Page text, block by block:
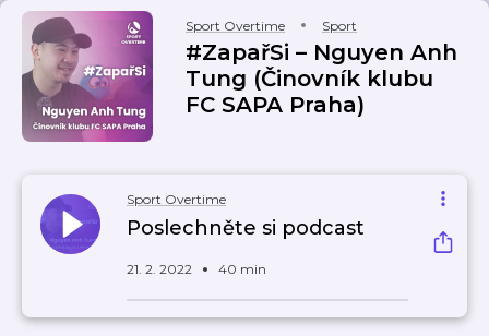
Sport Overtime Sport
#ZapařSi – Nguyen Anh
Tung (Činovník klubu
FC SAPA Praha)
Sport Overtime
Poslechněte si podcast
21. 2. 2022 40 min